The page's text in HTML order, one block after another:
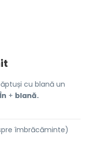
cu blană un
În + blană.
îmbrăcăminte)